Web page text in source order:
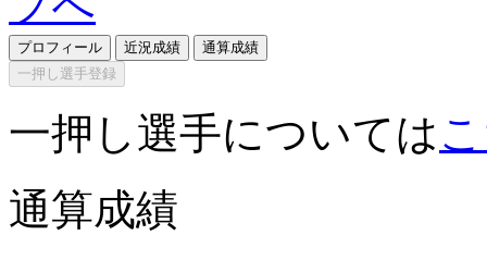
プロフィール 近況成績
通算成績
一押し選手登録
一押し選手については
通算成績